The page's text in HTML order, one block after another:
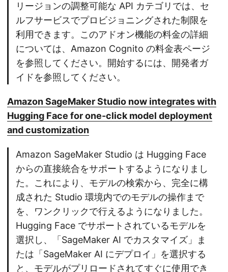
リージョンの調整可能な API カテゴリでは、セ
ルフサービスでプロビジョニングされた制限を
利用できます。このアドオン機能の料金の詳細
については、Amazon Cognito の料金表ページ
を参照してください。開始するには、開発者ガ
イドを参照してください。
Amazon SageMaker Studio now integrates with
Hugging Face for one-click model deployment
and customization
Amazon SageMaker Studio は Hugging Face
からの直接統合をサポートするようになりまし
た。これにより、モデルの検索から、完全に構
成された Studio 環境内でのモデルの操作まで
を、ワンクリックで行えるようになりました。
Hugging Face でサポートされているモデルを
選択し、「SageMaker AI でカスタマイズ」ま
たは「SageMaker AI にデプロイ」を選択する
と、モデルがプリロードされてすぐに使用でき